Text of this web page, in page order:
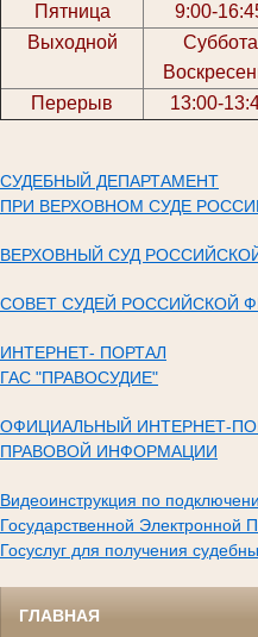
Пятница
9:00-
Выходной
Суббота
Перерыв
13:00-
СУДЕБНЫЙ ДЕПАРТАМЕНТ
ПРИ ВЕРХОВНОМ СУДЕ
ВЕРХОВНЫЙ СУД
СОВЕТ СУДЕЙ РОССИЙСКОЙ
ИНТЕРНЕТ- ПОРТАЛ
ГАС "ПРАВОСУДИЕ"
ОФИЦИАЛЬНЫЙ ИНТЕРНЕТ-
ПРАВОВОЙ ИНФОРМАЦИИ
Видеоинструкция по
Государственной Электронной
Госуслуг для получения
ГЛАВНАЯ